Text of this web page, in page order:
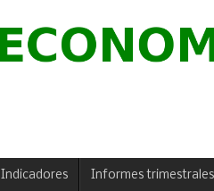
Indicadores Informes trimestrales